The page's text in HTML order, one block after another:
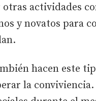
actividades
y novatos para
hacen este
la